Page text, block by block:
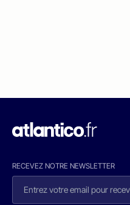
RECEVEZ NOTRE NEWSLETTER